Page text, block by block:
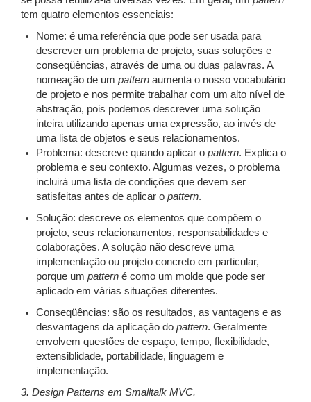
tem quatro elementos essenciais:
Nome: é uma referência que pode ser usada para
descrever um problema de projeto, suas soluções e
conseqüências, através de uma ou duas palavras. A
nomeação de umpattern aumenta o nosso vocabulário
de projeto e nos permite trabalhar com um alto nível de
abstração, pois podemos descrever uma solução
inteira utilizando apenas uma expressão, ao invés de
uma lista de objetos e seus relacionamentos.
Problema: descreve quando aplicar opattern. Explica o
problema e seu contexto. Algumas vezes, o problema
incluirá uma lista de condições que devem ser
satisfeitas antes de aplicar opattern.
Solução: descreve os elementos que compõem o
projeto, seus relacionamentos, responsabilidades e
colaborações. A solução não descreve uma
implementação ou projeto concreto em particular,
porque umpattern é como um molde que pode ser
aplicado em várias situações diferentes.
Conseqüências: são os resultados, as vantagens e as
desvantagens da aplicação dopattern. Geralmente
envolvem questões de espaço, tempo, flexibilidade,
extensiblidade, portabilidade, linguagem e
implementação.
3. Design Patterns em Smalltalk MVC.